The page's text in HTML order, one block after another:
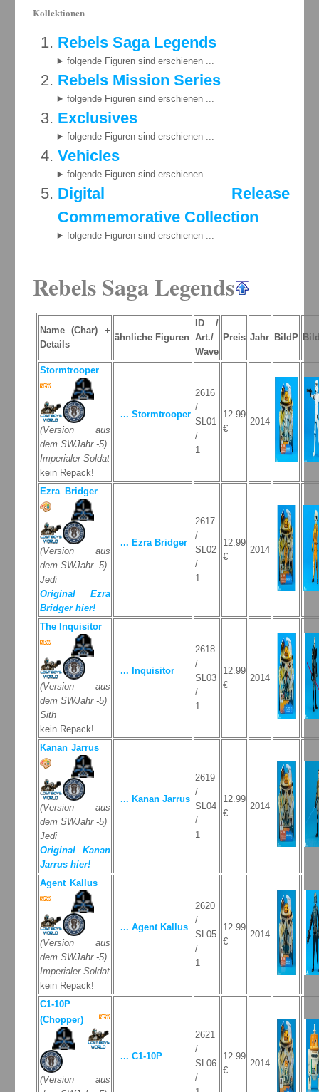
Kollektionen
Rebels Saga Legends
folgende Figuren sind erschienen ...
Rebels Mission Series
folgende Figuren sind erschienen ...
Exclusives
folgende Figuren sind erschienen ...
Vehicles
folgende Figuren sind erschienen ...
Digital Release
Commemorative Collection
folgende Figuren sind erschienen ...
Rebels Saga Legends
Name (Char) +
Details
ähnliche Figuren
ID /
Art./
Wave
Preis Jahr BildP
Stormtrooper
(Version aus
dem SWJahr -5)
Imperialer Soldat
kein Repack!
... Stormtrooper
2616
/
SL01
/
1
12.99
€
2014
Ezra Bridger
(Version aus
dem SWJahr -5)
Jedi
Original Ezra
Bridger hier!
... Ezra Bridger
2617
/
SL02
/
1
12.99
€
2014
The Inquisitor
(Version aus
dem SWJahr -5)
Sith
kein Repack!
... Inquisitor
2618
/
SL03
/
1
12.99
€
2014
Kanan Jarrus
(Version aus
dem SWJahr -5)
Jedi
Original Kanan
Jarrus hier!
... Kanan Jarrus
2619
/
SL04
/
1
12.99
€
2014
Agent Kallus
(Version aus
dem SWJahr -5)
Imperialer Soldat
kein Repack!
... Agent Kallus
2620
/
SL05
/
1
12.99
€
2014
C1-10P
(Chopper)
(Version aus
... C1-10P
2621
/
SL06
/
12.99
€
2014